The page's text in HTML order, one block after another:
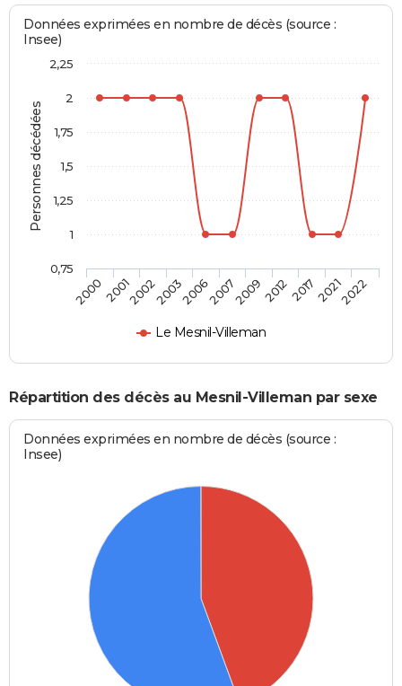
Personnes décédées
Données exprimées en nombre de décès (source :
Insee)
Le Mesnil-Villeman
20002001200220032006200720092012201720212022
0,75
1
1,25
1,5
1,75
2
2,25
Répartition des décès au Mesnil-Villeman par sexe
Données exprimées en nombre de décès (source :
Insee)